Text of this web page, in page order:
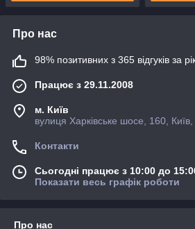
Про нас
98% позитивних з 365 відгуків за
Працює з 29.11.2008
м. Київ
вулиця Харківське шосе, 160, Київ,
Контакти
Сьогодні працює з 10:00 до
Показати весь графік роботи
Про нас